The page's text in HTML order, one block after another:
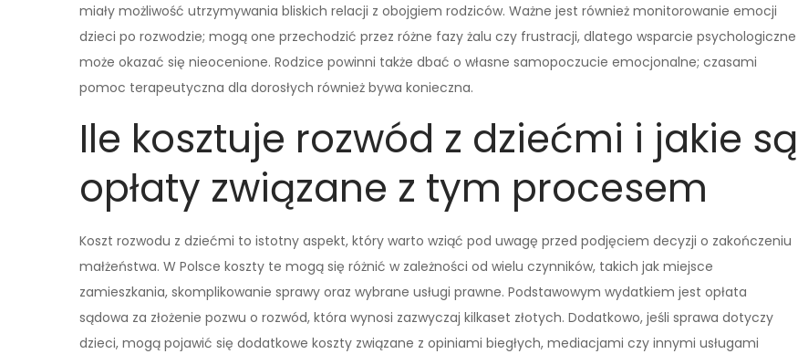
miały możliwość utrzymywania bliskich relacji z obojgiem rodziców. Ważne jest również monitorowanie emocji
dzieci po rozwodzie; mogą one przechodzić przez różne fazy żalu czy frustracji, dlatego wsparcie psychologiczne
może okazać się nieocenione. Rodzice powinni także dbać o własne samopoczucie emocjonalne; czasami
pomoc terapeutyczna dla dorosłych również bywa konieczna.
Ile kosztuje rozwód z dziećmi i jakie są
opłaty związane z tym procesem
Koszt rozwodu z dziećmi to istotny aspekt, który warto wziąć pod uwagę przed podjęciem decyzji o zakończeniu
małżeństwa. W Polsce koszty te mogą się różnić w zależności od wielu czynników, takich jak miejsce
zamieszkania, skomplikowanie sprawy oraz wybrane usługi prawne. Podstawowym wydatkiem jest opłata
sądowa za złożenie pozwu o rozwód, która wynosi zazwyczaj kilkaset złotych. Dodatkowo, jeśli sprawa dotyczy
dzieci, mogą pojawić się dodatkowe koszty związane z opiniami biegłych, mediacjami czy innymi usługami